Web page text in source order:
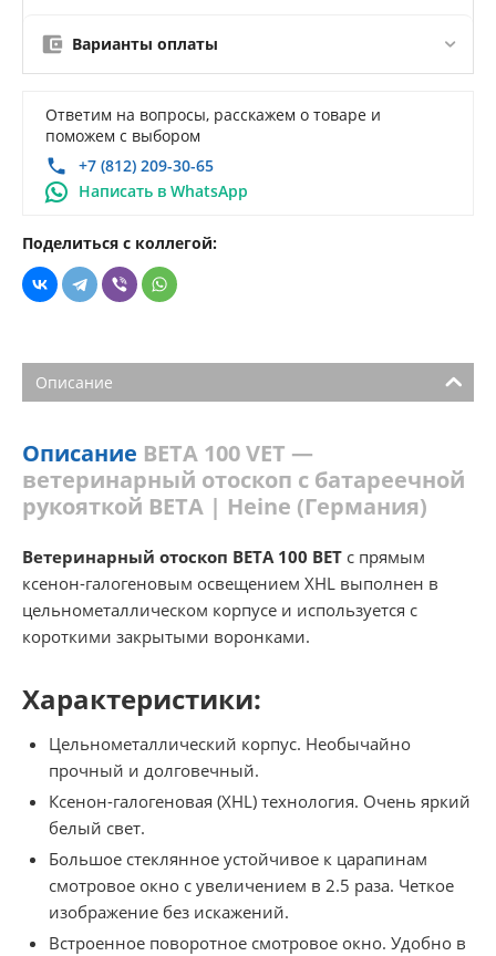
Варианты оплаты
Ответим на вопросы, расскажем о товаре и
поможем с выбором
+7 (812) 209-30-65
Написать в WhatsApp
Поделиться с коллегой:
Описание
Описание BETA 100 VET —
ветеринарный отоскоп c батареечной
рукояткой BETA | Heine (Германия)
Ветеринарный отоскоп BETA 100 ВЕТ с прямым
ксенон-галогеновым освещением XHL выполнен в
цельнометаллическом корпусе и используется с
короткими закрытыми воронками.
Характеристики:
Цельнометаллический корпус. Необычайно
прочный и долговечный.
Ксенон-галогеновая (XHL) технология. Очень яркий
белый свет.
Большое стеклянное устойчивое к царапинам
смотровое окно с увеличением в 2.5 раза. Четкое
изображение без искажений.
Встроенное поворотное смотровое окно. Удобно в